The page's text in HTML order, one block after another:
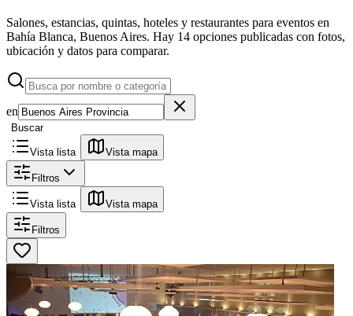
Salones, estancias, quintas, hoteles y restaurantes para eventos en
Bahía Blanca, Buenos Aires. Hay 14 opciones publicadas con fotos,
ubicación y datos para comparar.
en
Buscar
Vista lista Vista mapa
Filtros
Vista lista Vista mapa
Filtros